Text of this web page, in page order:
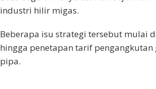
industri hilir migas.
Beberapa isu strategi tersebut mulai
hingga penetapan tarif
pipa.